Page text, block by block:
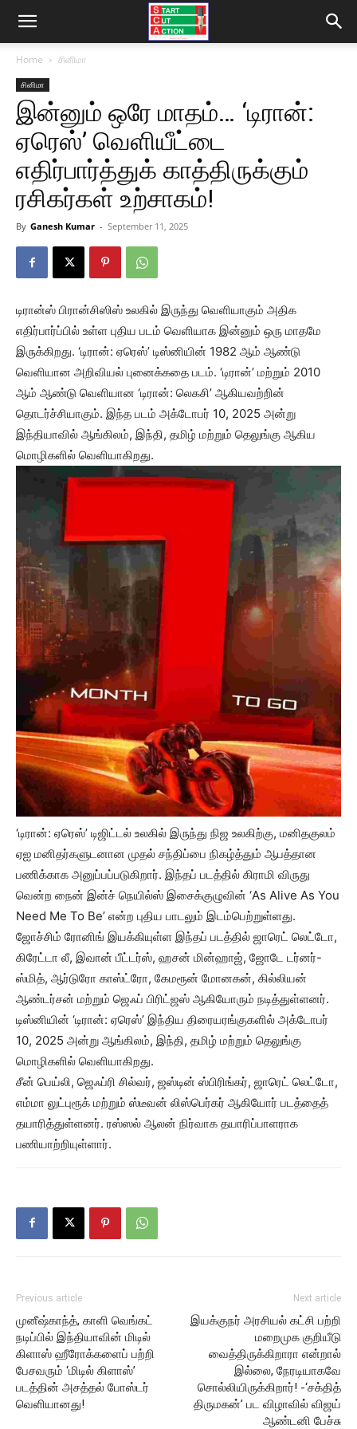
Home சினிமா
சினிமா
இன்னும் ஒரே மாதம்… ‘டிரான்:
ஏரெஸ்’ வெளியீட்டை
எதிர்பார்த்துக் காத்திருக்கும்
ரசிகர்கள் உற்சாகம்!
By Ganesh Kumar - September 11, 2025
டிரான்ஸ் பிரான்சிஸிஸ் உலகில் இருந்து வெளியாகும் அதிக
எதிர்பார்ப்பில் உள்ள புதிய படம் வெளியாக இன்னும் ஒரு மாதமே
இருக்கிறது. ‘டிரான்: ஏரெஸ்’ டிஸ்னியின் 1982 ஆம் ஆண்டு
வெளியான அறிவியல் புனைக்கதை படம். ‘டிரான்’ மற்றும் 2010
ஆம் ஆண்டு வெளியான ‘டிரான்: லெகசி’ ஆகியவற்றின்
தொடர்ச்சியாகும். இந்த படம் அக்டோபர் 10, 2025 அன்று
இந்தியாவில் ஆங்கிலம், இந்தி, தமிழ் மற்றும் தெலுங்கு ஆகிய
மொழிகளில் வெளியாகிறது.
‘டிரான்: ஏரெஸ்’ டிஜிட்டல் உலகில் இருந்து நிஜ உலகிற்கு, மனிதகுலம்
ஏஐ மனிதர்களுடனான முதல் சந்திப்பை நிகழ்த்தும் ஆபத்தான
பணிக்காக அனுப்பப்படுகிறார். இந்தப் படத்தில் கிராமி விருது
வென்ற நைன் இன்ச் நெயில்ஸ் இசைக்குழுவின் ‘As Alive As You
Need Me To Be’ என்ற புதிய பாடலும் இடம்பெற்றுள்ளது.
ஜோச்சிம் ரோனிங் இயக்கியுள்ள இந்தப் படத்தில் ஜாரெட் லெட்டோ,
கிரேட்டா லீ, இவான் பீட்டர்ஸ், ஹசன் மின்ஹாஜ், ஜோடே டர்னர்-
ஸ்மித், ஆர்டுரோ காஸ்ட்ரோ, கேமரூன் மோனகன், கில்லியன்
ஆண்டர்சன் மற்றும் ஜெஃப் பிரிட்ஜஸ் ஆகியோரும் நடித்துள்ளனர்.
டிஸ்னியின் ‘டிரான்: ஏரெஸ்’ இந்திய திரையரங்குகளில் அக்டோபர்
10, 2025 அன்று ஆங்கிலம், இந்தி, தமிழ் மற்றும் தெலுங்கு
மொழிகளில் வெளியாகிறது.
சீன் பெய்லி, ஜெஃப்ரி சில்வர், ஜஸ்டின் ஸ்பிரிங்கர், ஜாரெட் லெட்டோ,
எம்மா லுட்புரூக் மற்றும் ஸ்டீவன் லிஸ்பெர்கர் ஆகியோர் படத்தைத்
தயாரித்துள்ளனர். ரஸ்ஸல் ஆலன் நிர்வாக தயாரிப்பாளராக
பணியாற்றியுள்ளார்.
Previous article
முனீஷ்காந்த், காளி வெங்கட்
நடிப்பில் இந்தியாவின் மிடில்
கிளாஸ் ஹீரோக்களைப் பற்றி
பேசவரும் ‘மிடில் கிளாஸ்’
படத்தின் அசத்தல் போஸ்டர்
வெளியானது!
Next article
இயக்குநர் அரசியல் கட்சி பற்றி
மறைமுக குறியீடு
வைத்திருக்கிறாரா என்றால்
இல்லை, நேரடியாகவே
சொல்லியிருக்கிறார்! -‘சக்தித்
திருமகன்’ பட விழாவில் விஜய்
ஆண்டனி பேச்சு